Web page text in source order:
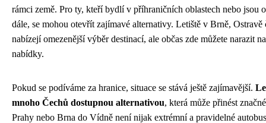
rámci země. Pro ty, kteří bydlí v příhraničních oblastech nebo jsou
dále, se mohou otevřít zajímavé alternativy. Letiště v Brně,
nabízejí omezenější výběr destinací, ale občas zde můžete narazit
nabídky.
Pokud se podíváme za hranice, situace se stává ještě zajímavější.
mnoho Čechů dostupnou alternativou, která může přinést
Prahy nebo Brna do Vídně není nijak extrémní a pravidelné